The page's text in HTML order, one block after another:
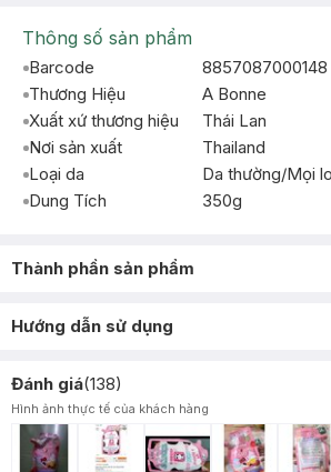
Thông số sản phẩm
Barcode
8857087000148
Thương Hiệu
A Bonne
Xuất xứ thương hiệu
Thái Lan
Nơi sản xuất
Thailand
Loại da
Da thường/Mọi
Dung Tích
350g
Thành phần sản phẩm
Hướng dẫn sử dụng
Đánh giá(138)
Hình ảnh thực tế của khách hàng